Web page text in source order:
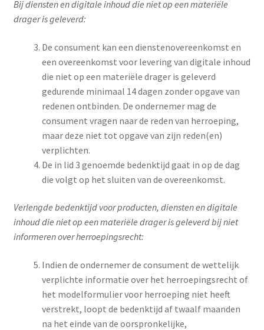
Bij diensten en digitale inhoud die niet op een materiële
drager is geleverd:
De consument kan een dienstenovereenkomst en
een overeenkomst voor levering van digitale inhoud
die niet op een materiële drager is geleverd
gedurende minimaal 14 dagen zonder opgave van
redenen ontbinden. De ondernemer mag de
consument vragen naar de reden van herroeping,
maar deze niet tot opgave van zijn reden(en)
verplichten.
De in lid 3 genoemde bedenktijd gaat in op de dag
die volgt op het sluiten van de overeenkomst.
Verlengde bedenktijd voor producten, diensten en digitale
inhoud die niet op een materiële drager is geleverd bij niet
informeren over herroepingsrecht:
Indien de ondernemer de consument de wettelijk
verplichte informatie over het herroepingsrecht of
het modelformulier voor herroeping niet heeft
verstrekt, loopt de bedenktijd af twaalf maanden
na het einde van de oorspronkelijke,